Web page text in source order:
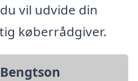
vil udvide din
køberrådgiver.